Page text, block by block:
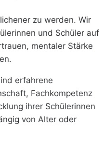
zu werden. Wir
und Schüler auf
mentaler Stärke
erfahrene
Fachkompetenz
ihrer Schülerinnen
von Alter oder